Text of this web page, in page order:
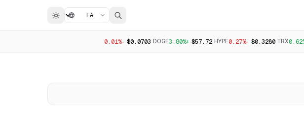
TRX
$0.3280
-0.27%
HYPE
$57.72
+3.80%
DOGE
$0.0703
-0.01%